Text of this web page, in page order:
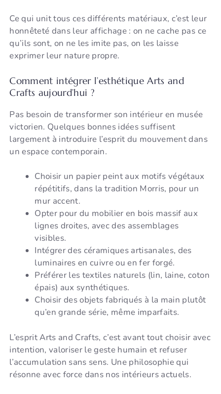
Ce qui unit tous ces différents matériaux, c’est leur
honnêteté dans leur affichage : on ne cache pas ce
qu’ils sont, on ne les imite pas, on les laisse
exprimer leur nature propre.
Comment intégrer l’esthétique Arts and
Crafts aujourd’hui ?
Pas besoin de transformer son intérieur en musée
victorien. Quelques bonnes idées suffisent
largement à introduire l’esprit du mouvement dans
un espace contemporain.
Choisir un papier peint aux motifs végétaux
répétitifs, dans la tradition Morris, pour un
mur accent.
Opter pour du mobilier en bois massif aux
lignes droites, avec des assemblages
visibles.
Intégrer des céramiques artisanales, des
luminaires en cuivre ou en fer forgé.
Préférer les textiles naturels (lin, laine, coton
épais) aux synthétiques.
Choisir des objets fabriqués à la main plutôt
qu’en grande série, même imparfaits.
L’esprit Arts and Crafts, c’est avant tout choisir avec
intention, valoriser le geste humain et refuser
l’accumulation sans sens. Une philosophie qui
résonne avec force dans nos intérieurs actuels.